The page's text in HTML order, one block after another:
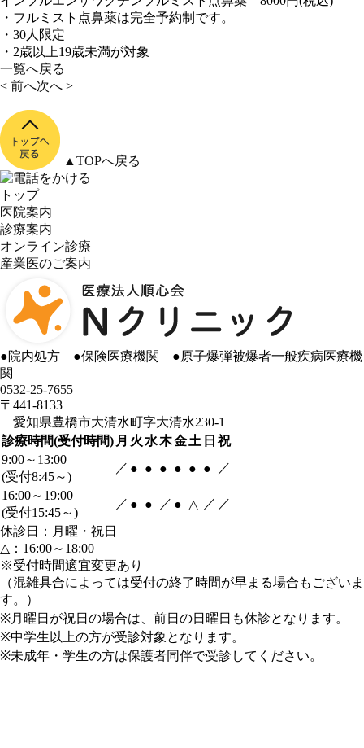
・フルミスト点鼻薬は完全予約制です。
・30人限定
・2歳以上19歳未満が対象
一覧へ戻る
< 前へ次へ >
▲TOPへ戻る
トップ
医院案内
診療案内
オンライン診療
産業医のご案内
●院内処方 ●保険医療機関 ●原子爆弾被爆者一般疾病医療機
関
0532-25-7655
〒441-8133
愛知県豊橋市大清水町字大清水230-1
診療時間(受付時間) 月 火 水木金土 日 祝
9:00～13:00
(受付8:45～)
／ ● ● ● ● ● ●
／
16:00～19:00
(受付15:45～)
／ ● ● ／ ● △ ／ ／
休診日：月曜・祝日
△：16:00～18:00
※受付時間適宜変更あり
（混雑具合によっては受付の終了時間が早まる場合もございま
す。）
※月曜日が祝日の場合は、前日の日曜日も休診となります。
※中学生以上の方が受診対象となります。
※未成年・学生の方は保護者同伴で受診してください。